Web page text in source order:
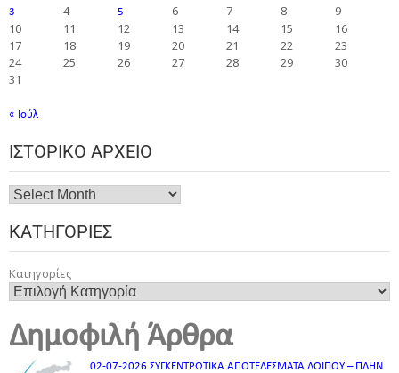
3 4 5 6 7 8
9
10
11 12 13 14 15
16
17
18 19 20 21 22
23
24
25 26 27 28 29
30
31
« Ιούλ
ΙΣΤΟΡΙΚΌ ΑΡΧΕΊΟ
ΚΑΤΗΓΟΡΊΕΣ
Κατηγορίες
Δημοφιλή Άρθρα
02-07-2026 ΣΥΓΚΕΝΤΡΩΤΙΚΑ ΑΠΟΤΕΛΕΣΜΑΤΑ ΛΟΙΠΟΥ – ΠΛΗΝ